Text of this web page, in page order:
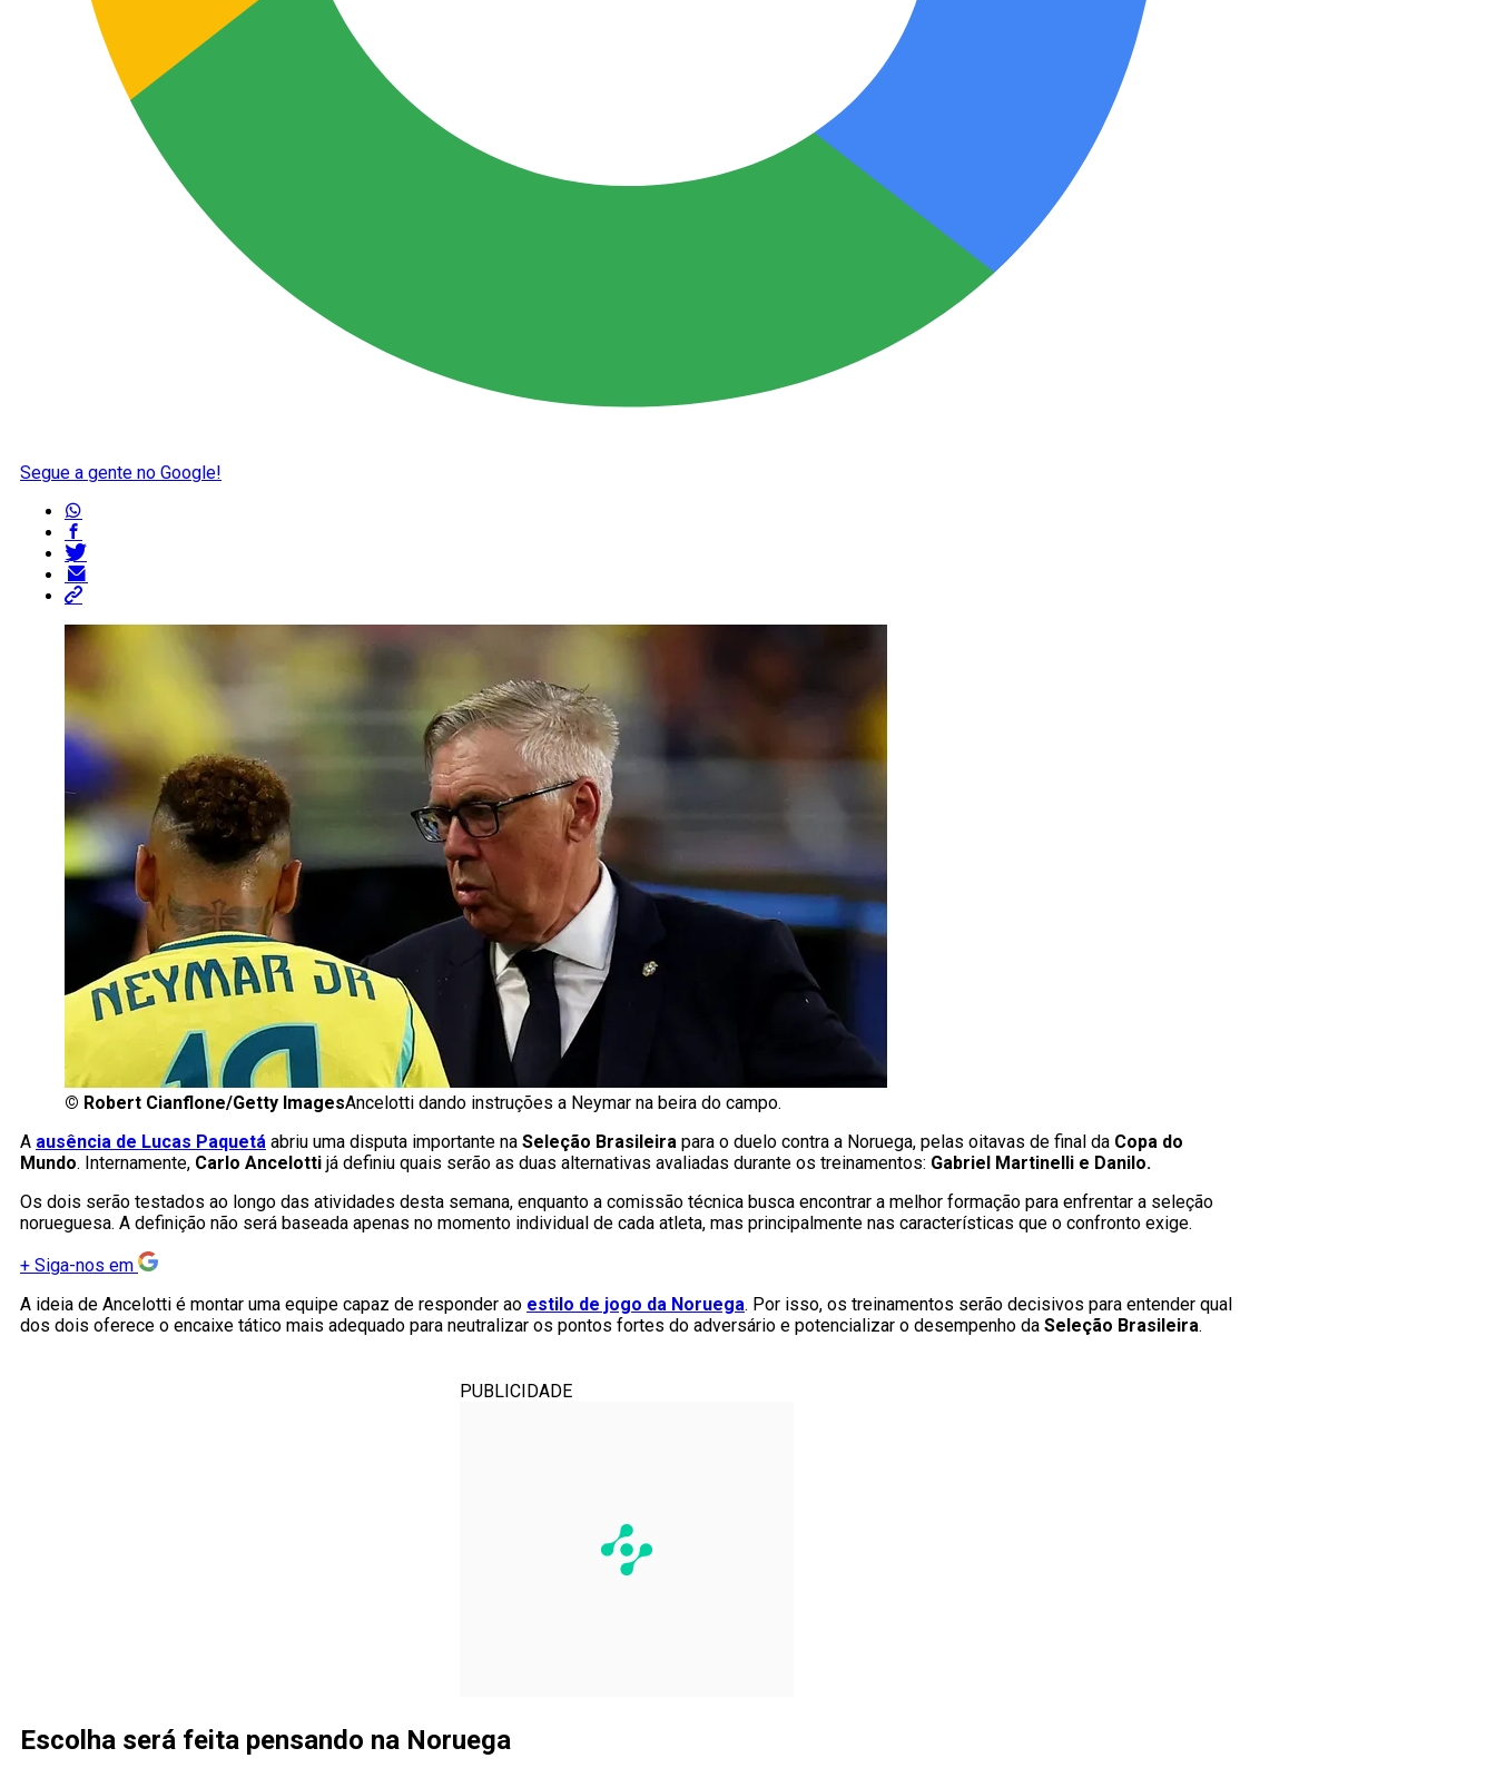
Segue a gente no Google!
© Robert Cianflone/Getty ImagesAncelotti dando instruções a Neymar na beira do campo.
A ausência de Lucas Paquetá abriu uma disputa importante na Seleção Brasileira para o duelo contra a Noruega, pelas oitavas de final da Copa do
Mundo. Internamente, Carlo Ancelotti já definiu quais serão as duas alternativas avaliadas durante os treinamentos: Gabriel Martinelli e Danilo.
Os dois serão testados ao longo das atividades desta semana, enquanto a comissão técnica busca encontrar a melhor formação para enfrentar a seleção
norueguesa. A definição não será baseada apenas no momento individual de cada atleta, mas principalmente nas características que o confronto exige.
+ Siga-nos em
A ideia de Ancelotti é montar uma equipe capaz de responder ao estilo de jogo da Noruega. Por isso, os treinamentos serão decisivos para entender qual
dos dois oferece o encaixe tático mais adequado para neutralizar os pontos fortes do adversário e potencializar o desempenho da Seleção Brasileira.
PUBLICIDADE
Escolha será feita pensando na Noruega